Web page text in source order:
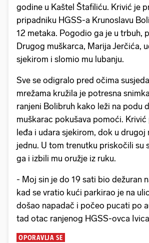
godine u Kaštel Štafiliću. Krivić je
pripadniku HGSS-a Krunoslavu
12 metaka. Pogodio ga je u trbuh,
Drugog muškarca, Marija Jerčića,
sjekirom i slomio mu lubanju.
Sve se odigralo pred očima
mrežama kružila je potresna
ranjeni Bolibruh kako leži na podu
muškarac pokušava pomoći.
leđa i udara sjekirom, dok u drugoj
jednu. U tom trenutku priskočili su
ga i izbili mu oružje iz ruku.
- Moj sin je do 19 sati bio dežuran
kad se vratio kući parkirao je na
došao napadač i počeo pucati po
tad otac ranjenog HGSS-ovca
OPORAVLJA SE